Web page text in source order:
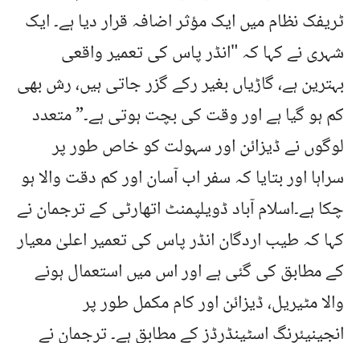
ٹریفک نظام میں ایک مؤثر اضافہ قرار دیا ہے۔ ایک
شہری نے کہا کہ "انڈر پاس کی تعمیر واقعی
بہترین ہے، گاڑیاں بغیر رکے گزر جاتی ہیں، رش بھی
کم ہو گیا ہے اور وقت کی بچت ہوتی ہے۔” متعدد
لوگوں نے ڈیزائن اور سہولت کو خاص طور پر
سراہا اور بتایا کہ سفر اب آسان اور کم دقت والا ہو
چکا ہے۔اسلام آباد ڈویلپمنٹ اتھارٹی کے ترجمان نے
کہا کہ طیب اردگان انڈر پاس کی تعمیر اعلیٰ معیار
کے مطابق کی گئی ہے اور اس میں استعمال ہونے
والا مٹیریل، ڈیزائن اور کام مکمل طور پر
انجینیئرنگ اسٹینڈرڈز کے مطابق ہے۔ ترجمان نے